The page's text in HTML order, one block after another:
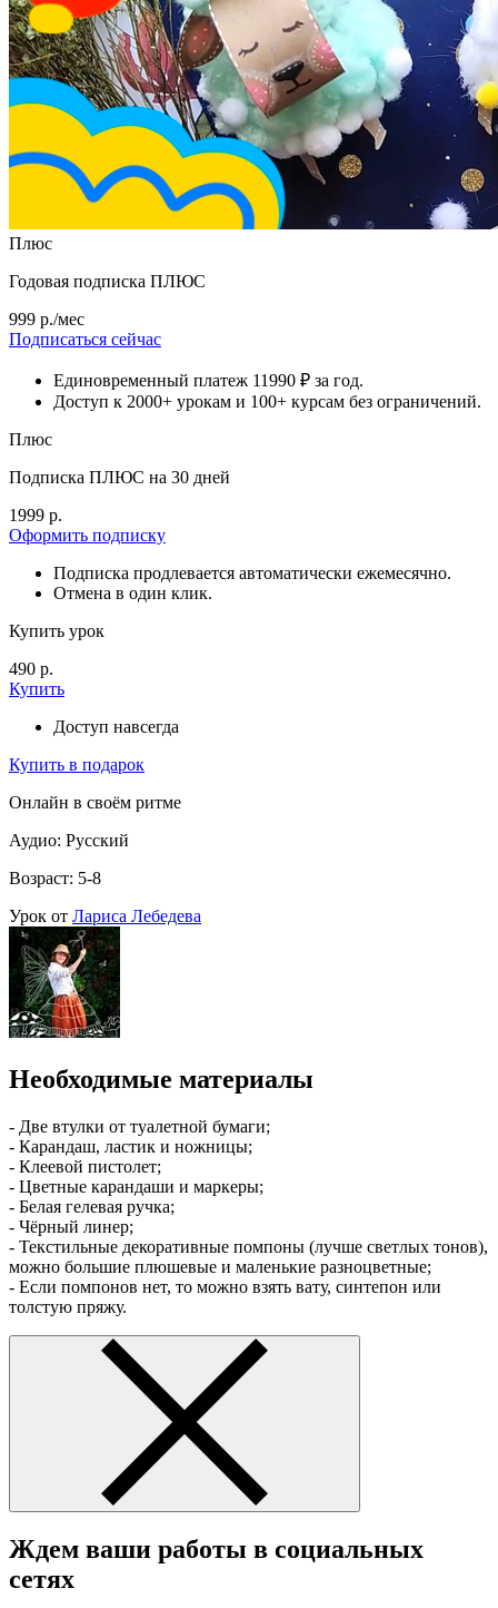
Плюс
Годовая подписка ПЛЮС
999 р./мес
Подписаться сейчас
Единовременный платеж 11990 ₽ за год.
Доступ к 2000+ урокам и 100+ курсам без ограничений.
Плюс
Подписка ПЛЮС на 30 дней
1999 р.
Оформить подписку
Подписка продлевается автоматически ежемесячно.
Отмена в один клик.
Купить урок
490 р.
Купить
Доступ навсегда
Купить в подарок
Онлайн в своём ритме
Аудио: Русский
Возраст: 5-8
Урок от Лариса Лебедева
Необходимые материалы
- Две втулки от туалетной бумаги;
- Карандаш, ластик и ножницы;
- Клеевой пистолет;
- Цветные карандаши и маркеры;
- Белая гелевая ручка;
- Чёрный линер;
- Текстильные декоративные помпоны (лучше светлых тонов),
можно большие плюшевые и маленькие разноцветные;
- Если помпонов нет, то можно взять вату, синтепон или
толстую пряжу.
Ждем ваши работы в социальных
сетях